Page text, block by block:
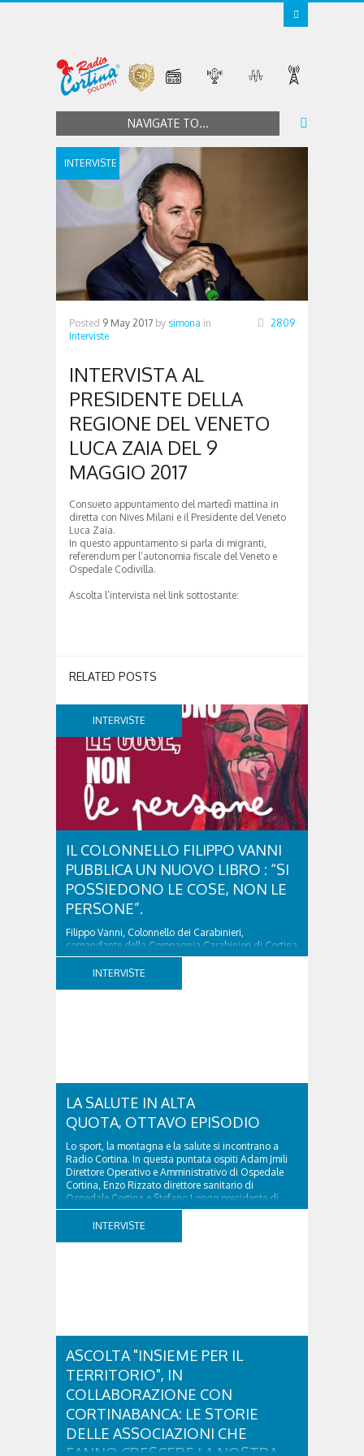
NAVIGATE TO...
INTERVISTE
Posted 9 May 2017 by simona in
Interviste
2809
INTERVISTA AL
PRESIDENTE DELLA
REGIONE DEL VENETO
LUCA ZAIA DEL 9
MAGGIO 2017
Consueto appuntamento del martedì mattina in
diretta con Nives Milani e il Presidente del Veneto
Luca Zaia.
In questo appuntamento si parla di migranti,
referendum per l’autonomia fiscale del Veneto e
Ospedale Codivilla.
Ascolta l’intervista nel link sottostante:
RELATED POSTS
INTERVISTE
IL COLONNELLO FILIPPO VANNI
PUBBLICA UN NUOVO LIBRO : “SI
POSSIEDONO LE COSE, NON LE
PERSONE”.
Filippo Vanni, Colonnello dei Carabinieri,
comandante della Compagnia Carabinieri di Cortina
d’Ampezzo sino al 2010, esperto di legislazione
nazionale ed europea, è l’ideatore del progetto di
INTERVISTE
LA SALUTE IN ALTA
QUOTA, OTTAVO EPISODIO
Lo sport, la montagna e la salute si incontrano a
Radio Cortina. In questa puntata ospiti Adam Jmili
Direttore Operativo e Amministrativo di Ospedale
Cortina, Enzo Rizzato direttore sanitario di
Ospedale Cortina e Stefano Longo presidente di
Fondazione Cortina. GVM Care & Research –...
INTERVISTE
ASCOLTA "INSIEME PER IL
TERRITORIO", IN
COLLABORAZIONE CON
CORTINABANCA: LE STORIE
DELLE ASSOCIAZIONI CHE